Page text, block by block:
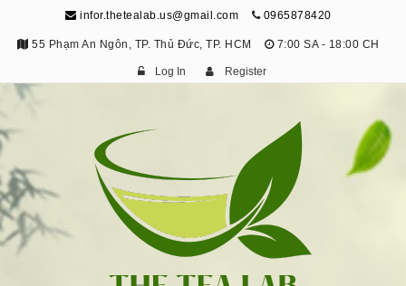
infor.thetealab.us@gmail.com 0965878420
55 Phạm An Ngôn, TP. Thủ Đức, TP. HCM 7:00 SA - 18:00 CH
Log In Register